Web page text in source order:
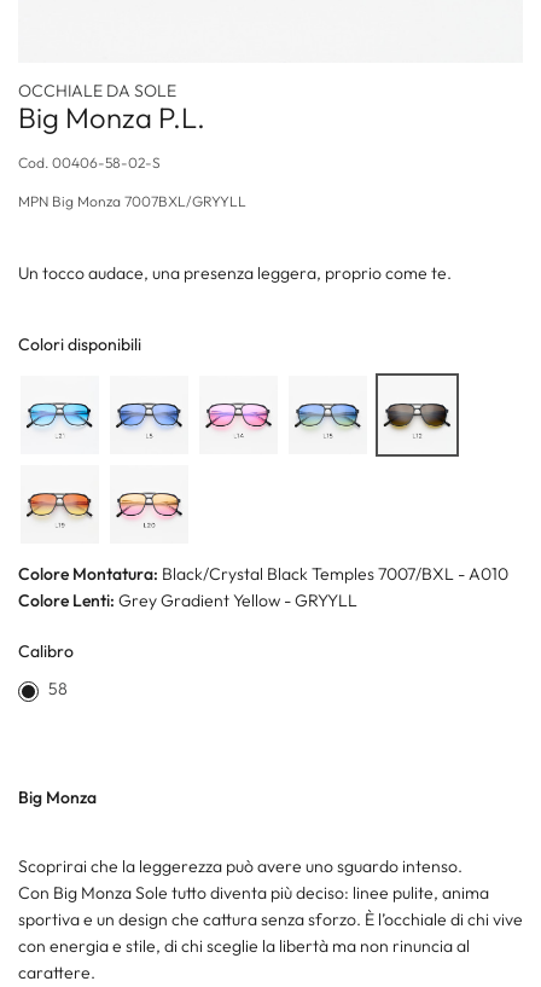
OCCHIALE DA SOLE
Big Monza P.L.
Cod. 00406-58-02-S
MPN Big Monza 7007BXL/GRYYLL
Un tocco audace, una presenza leggera, proprio come te.
Colori disponibili
Colore Montatura: Black/Crystal Black Temples 7007/BXL - A010
Colore Lenti: Grey Gradient Yellow - GRYYLL
Calibro
58
Big Monza
Scoprirai che la leggerezza può avere uno sguardo intenso.
Con Big Monza Sole tutto diventa più deciso: linee pulite, anima
sportiva e un design che cattura senza sforzo. È l’occhiale di chi vive
con energia e stile, di chi sceglie la libertà ma non rinuncia al
carattere.